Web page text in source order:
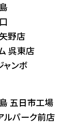
野店
呉東店
ンボ
五日市工場
ルパーク前店